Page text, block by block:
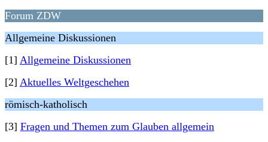
Forum ZDW
Allgemeine Diskussionen
[1] Allgemeine Diskussionen
[2] Aktuelles Weltgeschehen
römisch-katholisch
[3] Fragen und Themen zum Glauben allgemein